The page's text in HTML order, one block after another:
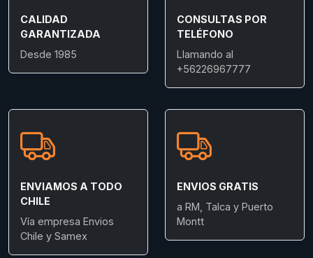
CALIDAD
GARANTIZADA
Desde 1985
CONSULTAS POR
TELÉFONO
Llamando al
+56226967777
ENVIAMOS A TODO
CHILE
Vía empresa Envios
Chile y Samex
ENVIOS GRATIS
a RM, Talca y Puerto
Montt